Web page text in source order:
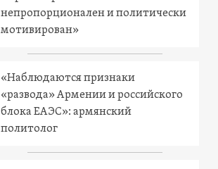
непропорционален и политически
мотивирован»
«Наблюдаются признаки
«развода» Армении и российского
блока ЕАЭС»: армянский
политолог